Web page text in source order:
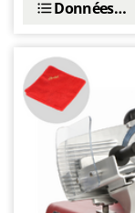
Master
Masterpro
McCulloch
MCH
Michelin
Mille
Minox
Données